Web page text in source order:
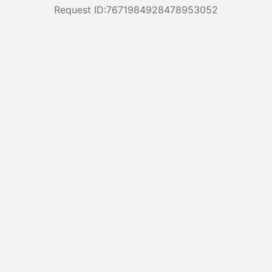
Request ID:7671984928478953052